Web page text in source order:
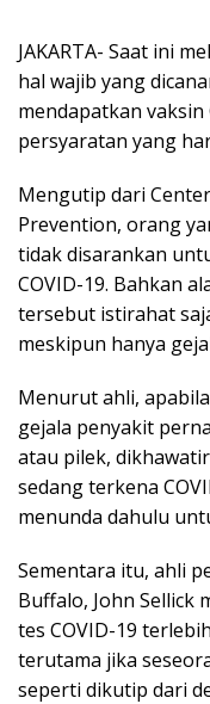
JAKARTA- Saat ini
hal wajib yang
mendapatkan
persyaratan yang
Mengutip dari
Prevention, orang
tidak disarankan
COVID-19. Bahkan
tersebut istirahat
meskipun hanya
Menurut ahli,
gejala penyakit
atau pilek,
sedang terkena
menunda dahulu
Sementara itu, ahli
Buffalo, John Sellick
tes COVID-19
terutama jika
seperti dikutip dari